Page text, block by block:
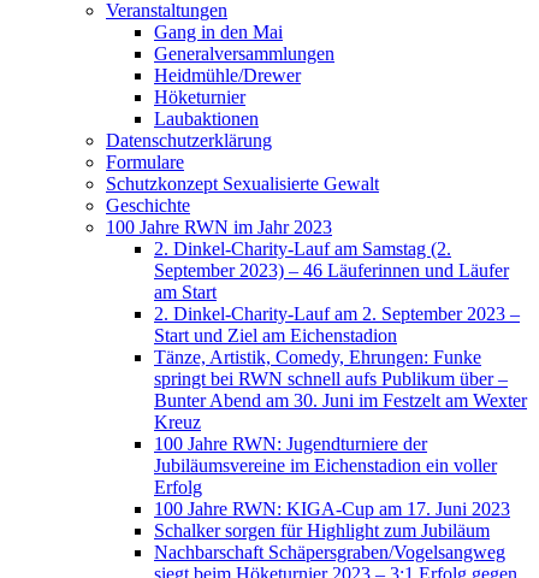
Veranstaltungen
Gang in den Mai
Generalversammlungen
Heidmühle/Drewer
Höketurnier
Laubaktionen
Datenschutzerklärung
Formulare
Schutzkonzept Sexualisierte Gewalt
Geschichte
100 Jahre RWN im Jahr 2023
2. Dinkel-Charity-Lauf am Samstag (2.
September 2023) – 46 Läuferinnen und Läufer
am Start
2. Dinkel-Charity-Lauf am 2. September 2023 –
Start und Ziel am Eichenstadion
Tänze, Artistik, Comedy, Ehrungen: Funke
springt bei RWN schnell aufs Publikum über –
Bunter Abend am 30. Juni im Festzelt am Wexter
Kreuz
100 Jahre RWN: Jugendturniere der
Jubiläumsvereine im Eichenstadion ein voller
Erfolg
100 Jahre RWN: KIGA-Cup am 17. Juni 2023
Schalker sorgen für Highlight zum Jubiläum
Nachbarschaft Schäpersgraben/Vogelsangweg
siegt beim Höketurnier 2023 – 3:1 Erfolg gegen